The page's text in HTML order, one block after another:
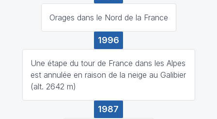
Orages dans le Nord de la France
1996
Une étape du tour de France dans les Alpes
est annulée en raison de la neige au Galibier
(alt. 2642 m)
1987